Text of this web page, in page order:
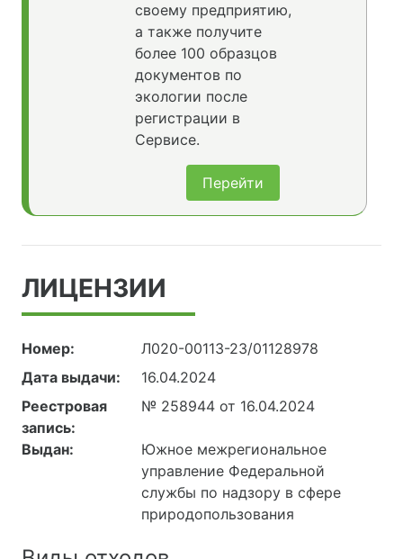
своему предприятию,
а также получите
более 100 образцов
документов по
экологии после
регистрации в
Сервисе.
Перейти
ЛИЦЕНЗИИ
Номер:
Л020-00113-23/01128978
Дата выдачи:
16.04.2024
Реестровая
запись:
№ 258944 от 16.04.2024
Выдан:
Южное межрегиональное
управление Федеральной
службы по надзору в сфере
природопользования